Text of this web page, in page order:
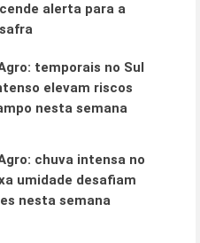
alerta para a
temporais no Sul
elevam riscos
nesta semana
chuva intensa no
umidade desafiam
nesta semana